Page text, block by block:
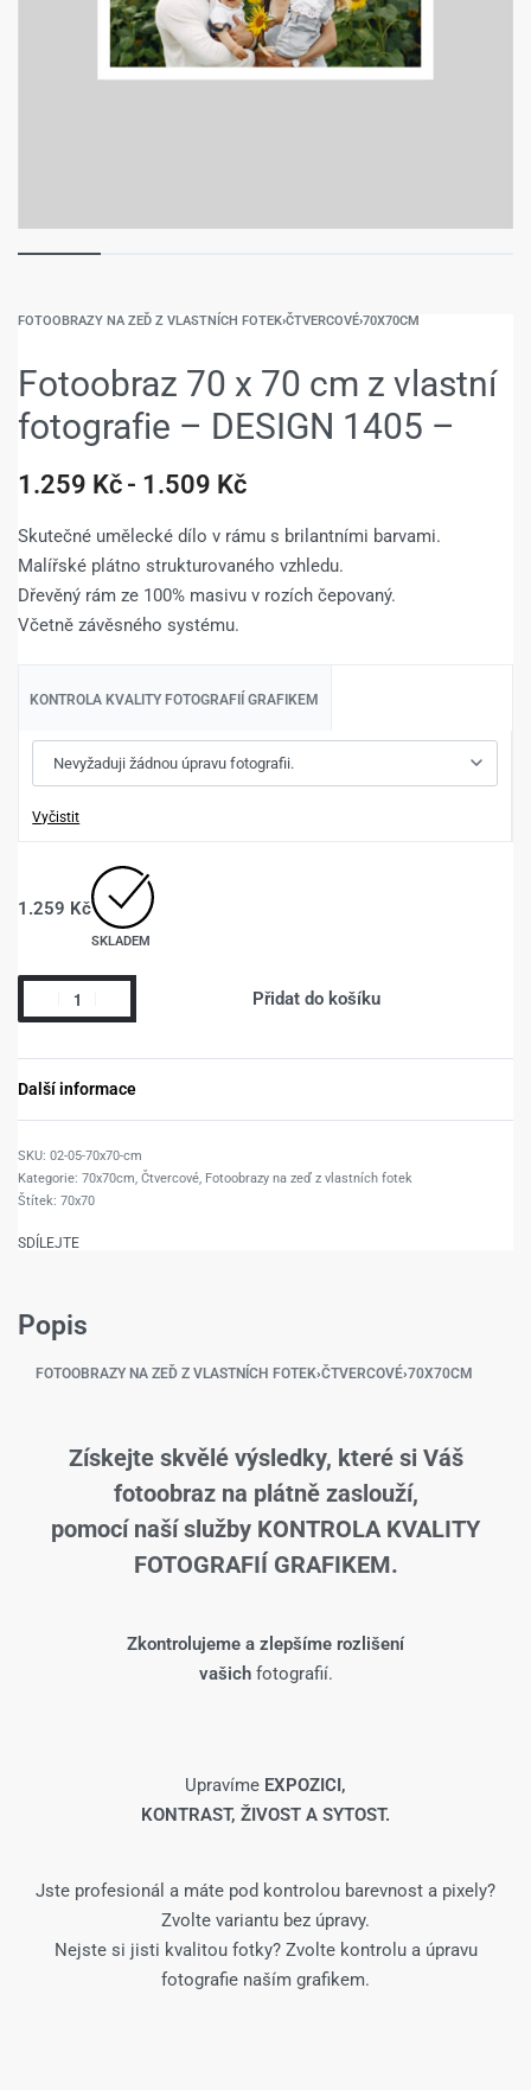
FOTOOBRAZY NA ZEĎ Z VLASTNÍCH FOTEK›ČTVERCOVÉ›70X70CM
Fotoobraz 70 x 70 cm z vlastní
fotografie – DESIGN 1405 –
1.259 Kč 1.509 Kč
Skutečné umělecké dílo v rámu s brilantními barvami.
Malířské plátno strukturovaného vzhledu.
Dřevěný rám ze 100% masivu v rozích čepovaný.
Včetně závěsného systému.
KONTROLA KVALITY FOTOGRAFIÍ GRAFIKEM
Vyčistit
1.259 Kč
SKLADEM
Přidat do košíku
Další informace
02-05-70x70-cm
Kategorie: 70x70cm, Čtvercové, Fotoobrazy na zeď z vlastních fotek
Štítek: 70x70
SDÍLEJTE
Popis
FOTOOBRAZY NA ZEĎ Z VLASTNÍCH FOTEK›ČTVERCOVÉ›70X70CM
Získejte skvělé výsledky, které si Váš
fotoobraz na plátně zaslouží,
pomocí naší služby KONTROLA KVALITY
FOTOGRAFIÍ GRAFIKEM.
Zkontrolujeme a zlepšíme rozlišení
vašich fotografií.
Upravíme EXPOZICI,
KONTRAST, ŽIVOST A SYTOST.
Jste profesionál a máte pod kontrolou barevnost a pixely?
Zvolte variantu bez úpravy.
Nejste si jisti kvalitou fotky? Zvolte kontrolu a úpravu
fotografie naším grafikem.